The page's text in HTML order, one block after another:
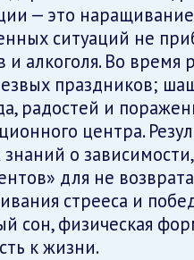
— это
ситуаций не
алкоголя. Во время
праздников;
радостей и
центра.
знаний о
для не
стрееса и
сон, физическая
к жизни.